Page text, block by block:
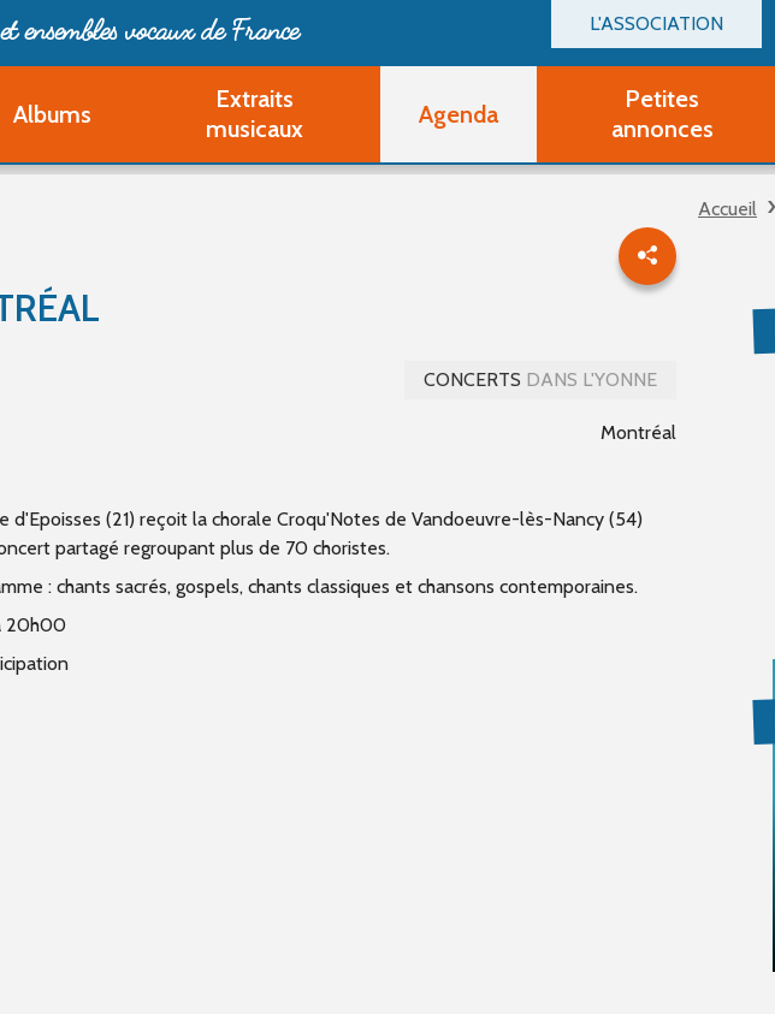
L'ASSOCIATION
Billetterie
Devenir adhérent Groupe Vocal
Devenir adhérent Partenaire
Ouvrir un compte Découverte
Questions fréquentes
et ensembles vocaux de France
Albums
Extraits
musicaux
Agenda
Petites
annonces
Partitions d'occasion
Autres
Accueil
CONCERTS DANS L'YONNE
Montréal
d'Epoisses (21) reçoit la chorale Croqu'Notes de Vandoeuvre-lès-Nancy (54)
partagé regroupant plus de 70 choristes.
: chants sacrés, gospels, chants classiques et chansons contemporaines.
20h00